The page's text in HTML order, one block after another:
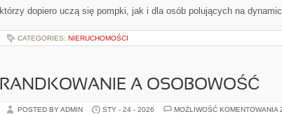
którzy dopiero uczą się pompki, jak i dla osób polujących na
CATEGORIES: NIERUCHOMOŚCI
RANDKOWANIE A OSOBOWOŚĆ
POSTED BY ADMIN STY - 24 - 2026 MOŻLIWOŚĆ KOMENTOWANIA